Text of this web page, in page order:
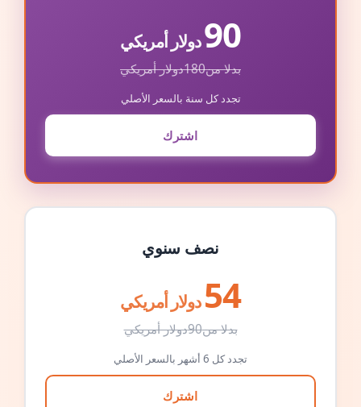
90دولار أمريكي
بدلا من180دولار أمريكي
تجدد كل سنة بالسعر الأصلي
اشترك
نصف سنوي
54 دولار أمريكي
بدلا من90دولار أمريكي
تجدد كل 6 أشهر بالسعر الأصلي
اشترك